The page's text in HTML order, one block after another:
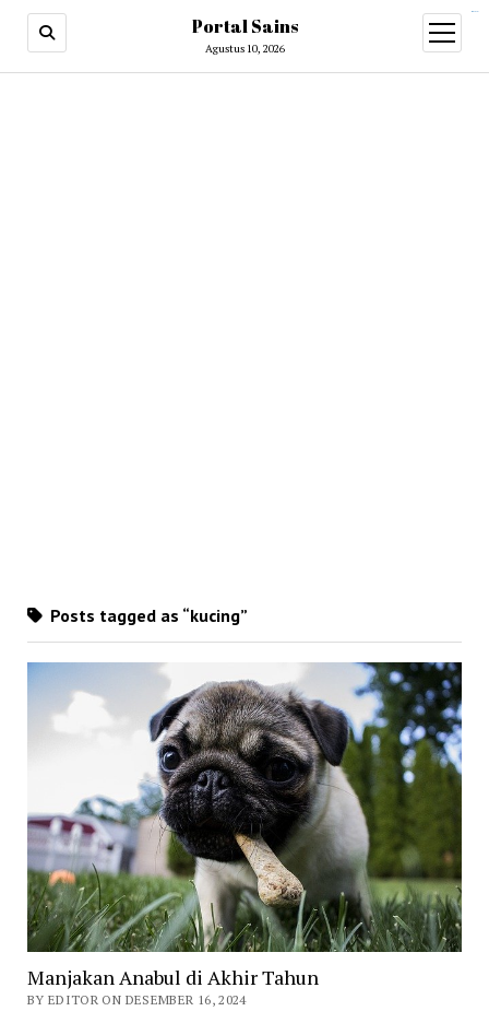
Portal Sains
Agustus 10, 2026
open
menu
Posts tagged as “kucing”
Manjakan Anabul di Akhir Tahun
BY EDITOR ON DESEMBER 16, 2024